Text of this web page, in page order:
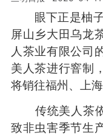
眼下正是柚子
屏山乡大田乌龙
人茶业有限公司
美人茶进行窨制
将销往福州、上
传统美人茶依
致非虫害季节生